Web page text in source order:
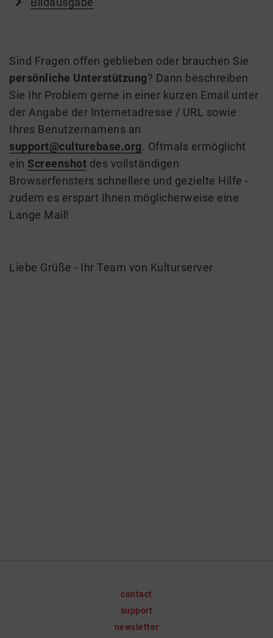
Sind Fragen offen geblieben oder brauchen Sie
persönliche Unterstützung? Dann beschreiben
Sie Ihr Problem gerne in einer kurzen Email unter
der Angabe der Internetadresse / URL sowie
Ihres Benutzernamens an
support@culturebase.org. Oftmals ermöglicht
ein Screenshot des vollständigen
Browserfensters schnellere und gezielte Hilfe -
zudem es erspart Ihnen möglicherweise eine
Lange Mail!
Liebe Grüße - Ihr Team von Kulturserver
contact
support
newsletter